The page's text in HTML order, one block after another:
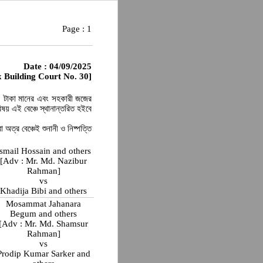
Page : 1
Date : 04/09/2025
Building Court No. 30]
মানের এবং সহকারী জজের
এই বেঞ্চে স্থানান্তরিত হইবে
অত্র বেঞ্চেই শুনানী ও নিষ্পত্তি
Hossain and others
[Adv : Mr. Md. Nazibur
Rahman]
vs
Khadija Bibi and others
Mosammat Jahanara
Begum and others
[Adv : Mr. Md. Shamsur
Rahman]
vs
Kumar Sarker and